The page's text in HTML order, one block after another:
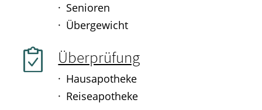
Senioren
Übergewicht
Überprüfung
Hausapotheke
Reiseapotheke